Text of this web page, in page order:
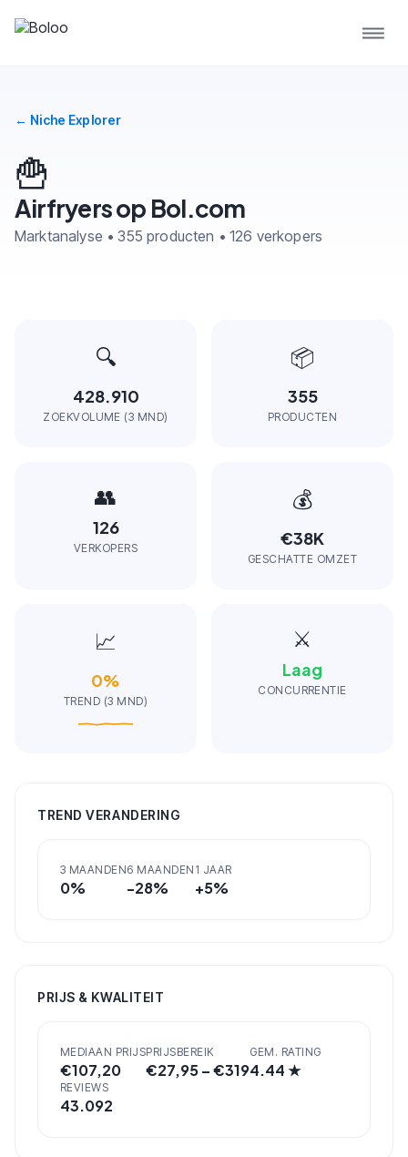
← Niche Explorer
🍟
Airfryers op Bol.com
Marktanalyse • 355 producten • 126 verkopers
🔍
428.910
ZOEKVOLUME (3 MND)
📦
355
PRODUCTEN
👥
126
VERKOPERS
💰
€38K
GESCHATTE OMZET
📈
0%
TREND (3 MND)
⚔️
Laag
CONCURRENTIE
TREND VERANDERING
3 MAANDEN
0%
6 MAANDEN
-28%
1 JAAR
+5%
PRIJS & KWALITEIT
MEDIAAN PRIJS
€107,20
PRIJSBEREIK
€27,95– €319
GEM. RATING
4.44★
REVIEWS
43.092